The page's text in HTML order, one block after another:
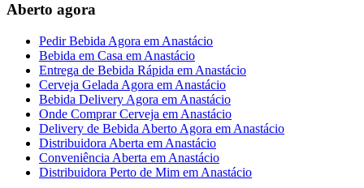
Aberto agora
Pedir Bebida Agora em Anastácio
Bebida em Casa em Anastácio
Entrega de Bebida Rápida em Anastácio
Cerveja Gelada Agora em Anastácio
Bebida Delivery Agora em Anastácio
Onde Comprar Cerveja em Anastácio
Delivery de Bebida Aberto Agora em Anastácio
Distribuidora Aberta em Anastácio
Conveniência Aberta em Anastácio
Distribuidora Perto de Mim em Anastácio